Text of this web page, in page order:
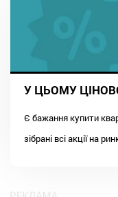
У ЦЬОМУ
Є бажання купити
зібрані всі акції на